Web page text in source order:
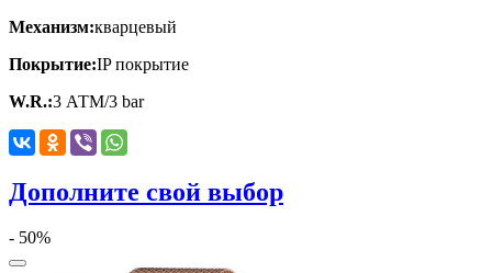
Механизм:кварцевый
Покрытие:IP покрытие
W.R.:3 АТМ/3 bar
Дополните свой выбор
- 50%